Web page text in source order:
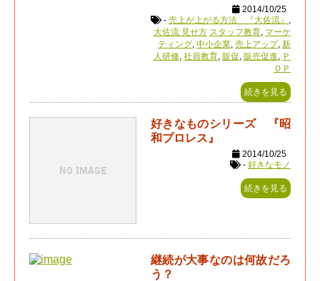
2014/10/25
- 売上が上がる方法 『大佐流』
大佐流 見せ方 スタッフ教育 マーケ
ティング 中小企業 売上アップ, 新
人研修 社員教育 販促 販売促進
Ｐ
ＯＰ
続きを見る
好きなものシリーズ 『昭
和プロレス』
2014/10/25
- 好きなモノ
続きを見る
継続が大事なのは何故だろ
う？